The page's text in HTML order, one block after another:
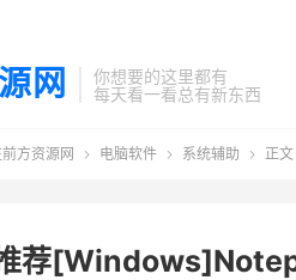
网
你想要的这里都有
每天看一看总有新东西
方资源网  电脑软件  系统辅助  正文
荐